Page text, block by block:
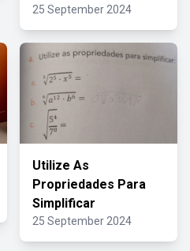
25 September 2024
Utilize As
Propriedades Para
Simplificar
25 September 2024